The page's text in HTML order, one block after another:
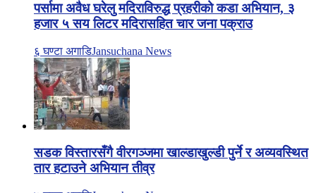
पर्सामा अवैध घरेलु मदिराविरुद्ध प्रहरीको कडा अभियान, ३
हजार ५ सय लिटर मदिरासहित चार जना पक्राउ
६ घण्टा अगाडिJansuchana News
सडक विस्तारसँगै वीरगञ्जमा खाल्डाखुल्डी पुर्ने र अव्यवस्थित
तार हटाउने अभियान तीव्र